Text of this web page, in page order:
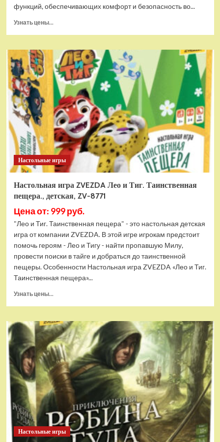
функций, обеспечивающих комфорт и безопасность во...
Узнать цены...
Детский
электромобиль
RiverToys
T911TT
красный
Настольные игры
Настольная игра ZVEZDA Лео и Тиг. Таинственная
пещера., детская, ZV-8771
Цена от: 999 руб.
"Лео и Тиг. Таинственная пещера" - это настольная детская
игра от компании ZVEZDA. В этой игре игрокам предстоит
помочь героям - Лео и Тигу - найти пропавшую Милу,
провести поиски в тайге и добраться до таинственной
пещеры. Особенности Настольная игра ZVEZDA «Лео и Тиг.
Таинственная пещера»...
Узнать цены...
Настольная
игра
ZVEZDA
Лео
и
Тиг.
Таинственная
пещера.,
детская,
8771
Настольные игры